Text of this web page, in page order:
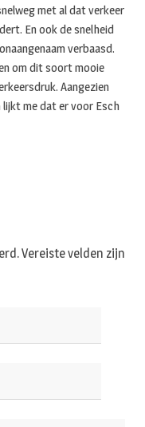
met al dat verkeer
En ook de snelheid
verbaasd.
om dit soort mooie
Aangezien
lijkt me dat er voor Esch
Vereiste velden zijn